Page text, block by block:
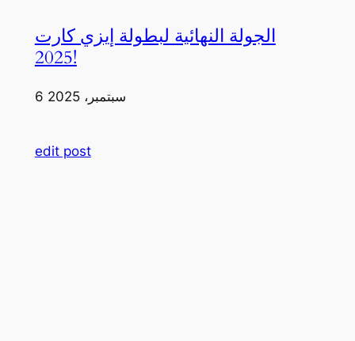
الجولة النهائية لبطولة إيزي كارت
2025!
6 سبتمبر، 2025
edit post